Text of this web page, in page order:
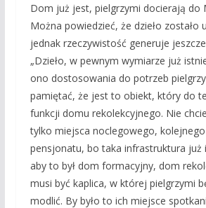
Dom już jest, pielgrzymi docierają do
Można powiedzieć, że dzieło zostało
jednak rzeczywistość generuje
„Dzieło, w pewnym wymiarze już
ono dostosowania do potrzeb
pamiętać, że jest to obiekt, który do
funkcji domu rekolekcyjnego. Nie
tylko miejsca noclegowego,
pensjonatu, bo taka infrastruktura już
aby to był dom formacyjny, dom
musi być kaplica, w której pielgrzymi
modlić. By było to ich miejsce